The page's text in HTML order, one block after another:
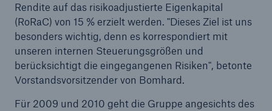
Rendite auf das risikoadjustierte Eigenkapital
(RoRaC) von 15 % erzielt werden. "Dieses Ziel ist uns
besonders wichtig, denn es korrespondiert mit
unseren internen Steuerungsgrößen und
berücksichtigt die eingegangenen Risiken", betonte
Vorstandsvorsitzender von Bomhard.
Für 2009 und 2010 geht die Gruppe angesichts des